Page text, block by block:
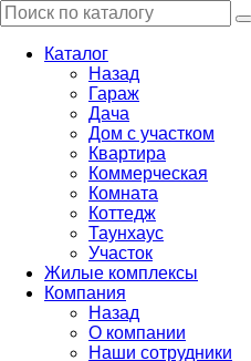
Каталог
Назад
Гараж
Дача
Дом с участком
Квартира
Коммерческая
Комната
Коттедж
Таунхаус
Участок
Жилые комплексы
Компания
Назад
О компании
Наши сотрудники